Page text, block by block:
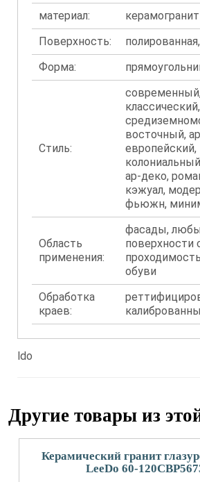
материал:
керамогранит
Поверхность:
Форма:
Стиль:
классический,
восточный,
европейский,
ар-деко,
кэжуал,
фьюжн,
Область
применения:
фасады,
поверхности
обуви
Обработка
краев:
ldo
Другие товары из
Керамический гранит
LeeDo 60-